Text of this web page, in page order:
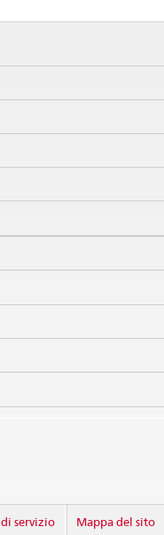
servizio Mappa del sito